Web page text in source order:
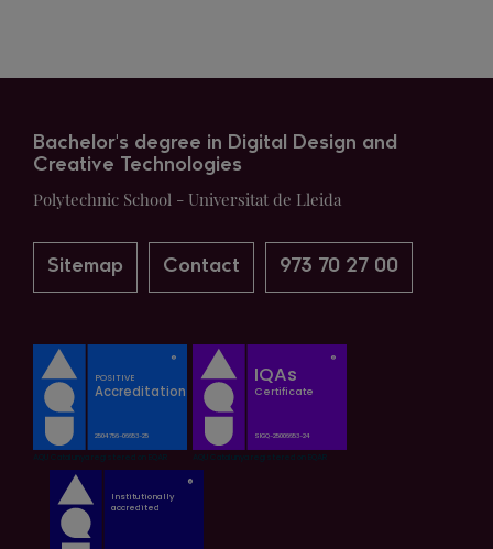
Bachelor's degree in Digital Design and
Creative Technologies
Polytechnic School - Universitat de Lleida
Sitemap Contact 973 70 27 00